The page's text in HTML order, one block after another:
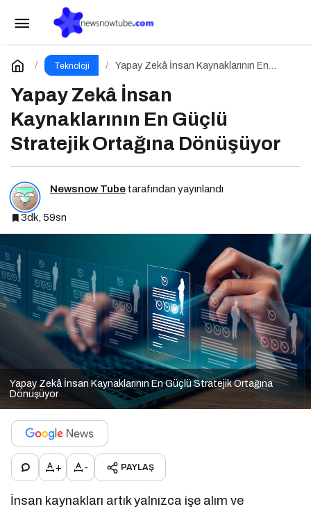
Teknoloji
Yapay Zekâ İnsan Kaynaklarının En
Yapay Zekâ İnsan
Kaynaklarının En Güçlü
Stratejik Ortağına Dönüşüyor
Newsnow Tube tarafından yayınlandı
3dk, 59sn
Yapay Zekâ İnsan Kaynaklarının En Güçlü Stratejik Ortağına
Dönüşüyor
+ - PAYLAŞ
İnsan kaynakları artık yalnızca işe alım ve
Zararlı SVG Dosyalarına Karşı Hazır Olun
Yorum Yap